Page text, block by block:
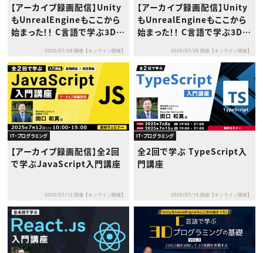
【アーカイブ録画配信】Unity
もUnrealEngineもここから
始まった！！ C言語で学ぶ3Dプ
平行移動・回転移動・拡大縮
小の基礎～
2025/07/28 開催【オンライン開催】
【アーカイブ録画配信】Unity
もUnrealEngineもここから
始まった！！ C言語で学ぶ3Dプ
2025/07/25 開催【オンライン開催】
IT・プログラミング
【アーカイブ録画配信】全2回
で学ぶJavaScript入門講座
2025/07/12 開催【オンライン開催】
IT・プログラミング
全2回で学ぶ TypeScript入
門講座
2025/07/15 開催【オンライン開催】